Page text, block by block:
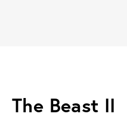
The Beast II